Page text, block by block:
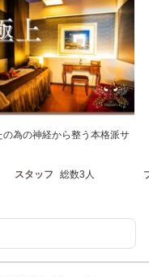
の為の神経から整う本格派サ
スタッフ 総数3人